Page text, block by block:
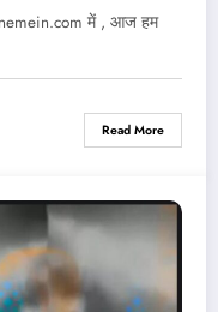
में , आज हम
Read More